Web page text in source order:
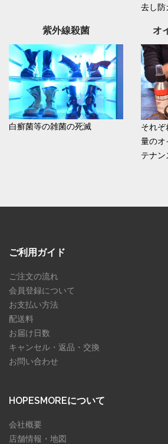
去し防
紫外線殺菌
白癬菌等の雑菌の死滅
オ
それ
量のオ
テナン
ご利用ガイド
ご注文の流れ
会員登録について
お支払い方法
配送料
お届け日数
キャンセル・返品・交換
お問い合わせ
HOPESMOREについて
会社概要
店舗情報・地図